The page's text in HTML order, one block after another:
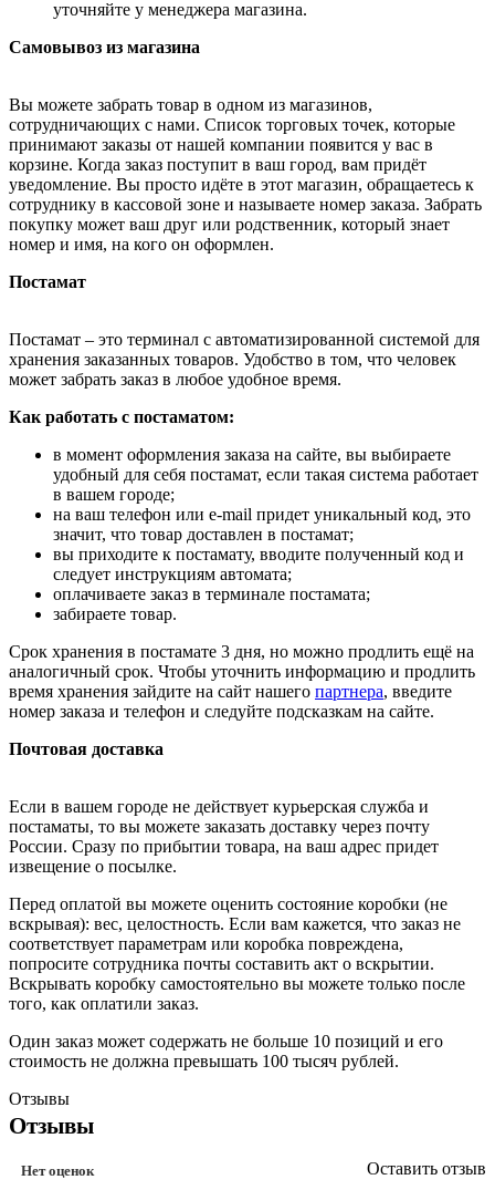
уточняйте у менеджера магазина.
Самовывоз из магазина
Вы можете забрать товар в одном из магазинов,
сотрудничающих с нами. Список торговых точек, которые
принимают заказы от нашей компании появится у вас в
корзине. Когда заказ поступит в ваш город, вам придёт
уведомление. Вы просто идёте в этот магазин, обращаетесь к
сотруднику в кассовой зоне и называете номер заказа. Забрать
покупку может ваш друг или родственник, который знает
номер и имя, на кого он оформлен.
Постамат
Постамат – это терминал с автоматизированной системой для
хранения заказанных товаров. Удобство в том, что человек
может забрать заказ в любое удобное время.
Как работать с постаматом:
в момент оформления заказа на сайте, вы выбираете
удобный для себя постамат, если такая система работает
в вашем городе;
на ваш телефон или e-mail придет уникальный код, это
значит, что товар доставлен в постамат;
вы приходите к постамату, вводите полученный код и
следует инструкциям автомата;
оплачиваете заказ в терминале постамата;
забираете товар.
Срок хранения в постамате 3 дня, но можно продлить ещё на
аналогичный срок. Чтобы уточнить информацию и продлить
время хранения зайдите на сайт нашего партнера, введите
номер заказа и телефон и следуйте подсказкам на сайте.
Почтовая доставка
Если в вашем городе не действует курьерская служба и
постаматы, то вы можете заказать доставку через почту
России. Сразу по прибытии товара, на ваш адрес придет
извещение о посылке.
Перед оплатой вы можете оценить состояние коробки (не
вскрывая): вес, целостность. Если вам кажется, что заказ не
соответствует параметрам или коробка повреждена,
попросите сотрудника почты составить акт о вскрытии.
Вскрывать коробку самостоятельно вы можете только после
того, как оплатили заказ.
Один заказ может содержать не больше 10 позиций и его
стоимость не должна превышать 100 тысяч рублей.
Отзывы
Отзывы
Нет оценок Оставить отзыв